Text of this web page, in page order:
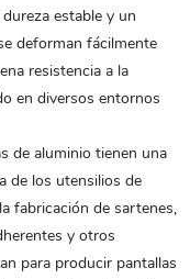
estable y un
deforman fácilmente
resistencia a la
en diversos entornos
de aluminio tienen una
de los utensilios de
fabricación de sartenes,
y otros
para producir pantallas